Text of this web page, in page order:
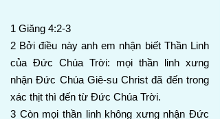
1 Giăng 4:2-3
2 Bởi điều này anh em nhận biết Thần Linh
của Đức Chúa Trời: mọi thần linh xưng
nhận Đức Chúa Giê-su Christ đã đến trong
xác thịt thì đến từ Đức Chúa Trời.
3 Còn mọi thần linh không xưng nhận Đức